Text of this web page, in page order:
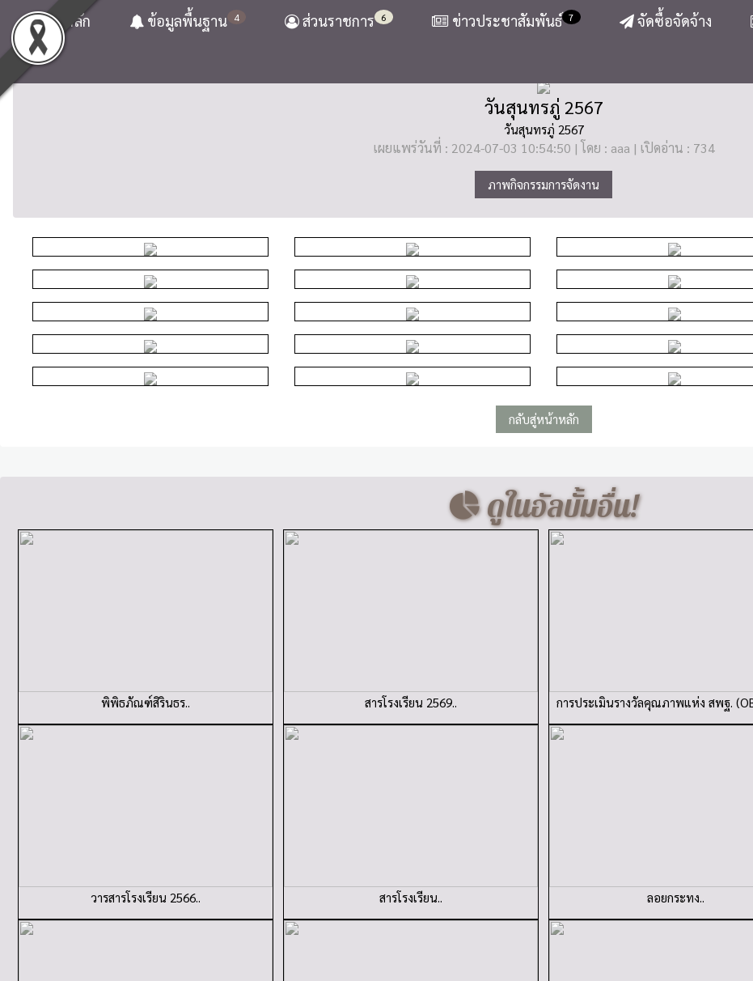
หน้าหลัก 4
ข้อมูลพื้นฐาน 6
ส่วนราชการ 7
ข่าวประชาสัมพันธ์ จัดซื้อจัดจ้าง
วันสุนทรภู่ 2567
วันสุนทรภู่ 2567
เผยแพร่วันที่ : 2024-07-03 10:54:50 | โดย : aaa | เปิดอ่าน : 734
ภาพกิจกรรมการจัดงาน
กลับสู่หน้าหลัก
ดูในอัลบั้มอื่น!
พิพิธภัณฑ์สิรินธร.. สารโรงเรียน 2569.. การประเมินรางวัลคุณภาพแห่ง สพฐ.
วารสารโรงเรียน 2566.. สารโรงเรียน.. ลอยกระทง..